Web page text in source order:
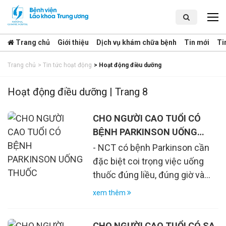
Trang chủ Giới thiệu Dịch vụ khám chữa bệnh Tin mới
Trang chủ > Tin tức hoạt động > Hoạt động điều dưỡng
Hoạt động điều dưỡng | Trang 8
CHO NGƯỜI CAO TUỔI CÓ
BỆNH PARKINSON UỐNG
THUỐC
- NCT có bệnh Parkinson cần
đặc biệt coi trọng việc uống
thuốc đúng liều, đúng giờ và
uống xa bữa ăn để đảm bảo
xem thêm